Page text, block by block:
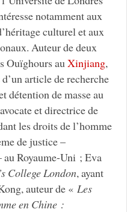
notamment aux
culturel et aux
Auteur de deux
Ouïghours auXinjiang,
article de recherche
détention de masse au
et directrice de
les droits de l’homme
de justice –
Royaume-Uni ; Eva
College London, ayant
auteur de « Les
en Chine :